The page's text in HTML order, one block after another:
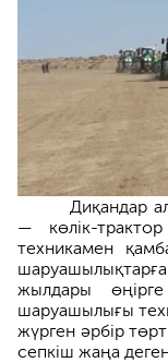
Диқандар
— көлік-
техникамен
жылдары
шаруашылығы
жүрген әрбір
сепкіш жаңа